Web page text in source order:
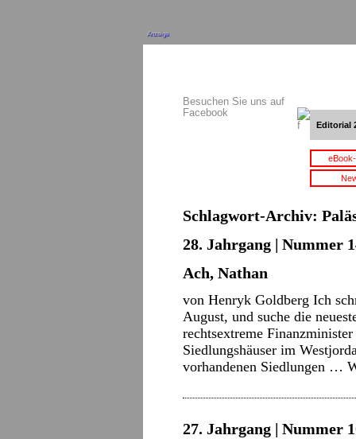
Anzeige
Besuchen Sie uns auf
Facebook
Editorial
Schlagwort-Archiv:
28. Jahrgang | Nummer
Ach, Nathan
von Henryk Goldberg Ich
August, und suche die
rechtsextreme
Siedlungshäuser im
vorhandenen Siedlungen …
27. Jahrgang | Nummer